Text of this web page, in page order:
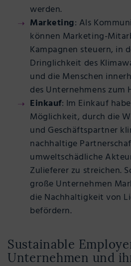
werden.
Marketing: Als
können Marketing-
Kampagnen steuern, in
Dringlichkeit des
und die Menschen
des Unternehmens zum
Einkauf: Im Einkauf
Möglichkeit, durch die
und Geschäftspartner
nachhaltige
umweltschädliche
Zulieferer zu streichen.
große Unternehmen
die Nachhaltigkeit von
befördern.
Sustainable
Unternehmen und